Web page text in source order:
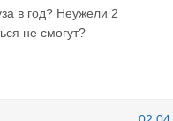
в год? Неужели 2
не смогут?